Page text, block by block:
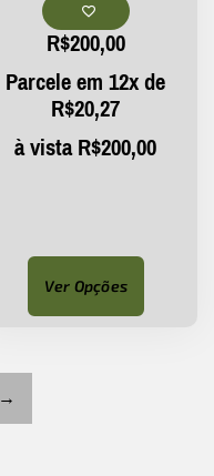
R$200,00
Parcele em 12x de
R$20,27
à vistaR$200,00
Ver Opções
→